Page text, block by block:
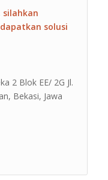
silahkan
solusi
2 Blok EE/ 2G Jl.
Bekasi, Jawa